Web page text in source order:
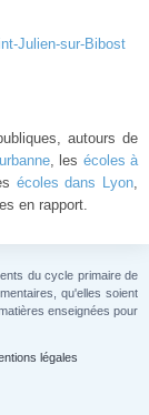
Julien-sur-Bibost
autours de
, les écoles à
écoles dans Lyon,
en rapport.
du cycle primaire de
qu'elles soient
enseignées pour
légales